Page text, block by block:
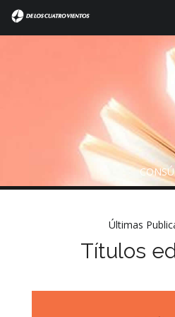
Últimas
Títulos